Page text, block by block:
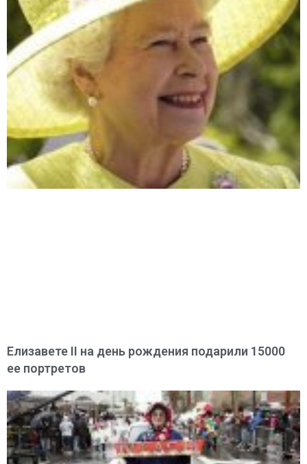
Елизавете II на день рождения подарили 15000
ее портретов